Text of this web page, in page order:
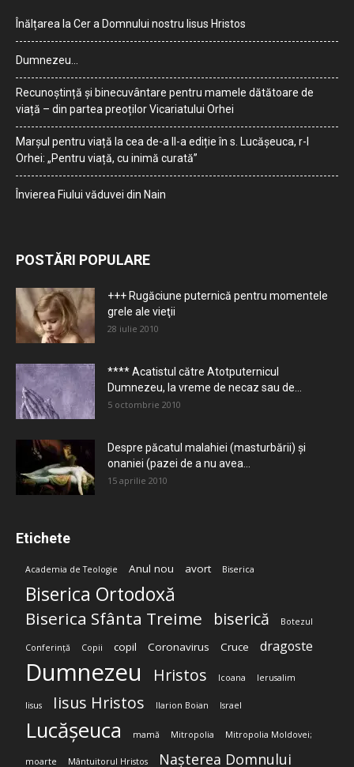
Înălțarea la Cer a Domnului nostru Iisus Hristos
Dumnezeu…
Recunoștință și binecuvântare pentru mamele dătătoare de
viață – din partea preoților Vicariatului Orhei
Marșul pentru viață la cea de-a II-a ediție în s. Lucășeuca, r-l
Orhei: „Pentru viață, cu inimă curată”
Învierea Fiului văduvei din Nain
POSTĂRI POPULARE
+++ Rugăciune puternică pentru momentele
grele ale vieţii
28 iulie 2010
**** Acatistul către Atotputernicul
Dumnezeu, la vreme de necaz sau de...
5 octombrie 2010
Despre păcatul malahiei (masturbării) şi
onaniei (pazei de a nu avea...
15 aprilie 2010
Etichete
Academia de Teologie Anul nou avort Biserica
Biserica Ortodoxă
Biserica Sfânta Treime biserică Botezul
Conferință Copii copil Coronavirus Cruce dragoste
Dumnezeu Hristos Icoana Ierusalim
Iisus Iisus Hristos Ilarion Boian Israel
Lucășeuca mamă Mitropolia Mitropolia Moldovei;
moarte Mântuitorul Hristos Nașterea Domnului